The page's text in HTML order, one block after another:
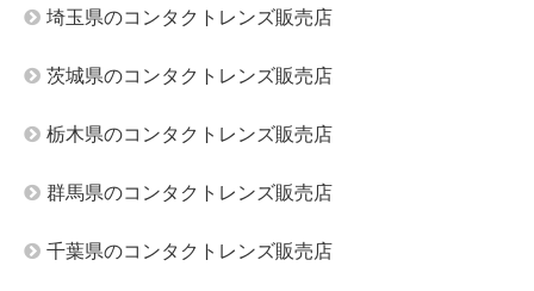
埼玉県のコンタクトレンズ販売店
茨城県のコンタクトレンズ販売店
栃木県のコンタクトレンズ販売店
群馬県のコンタクトレンズ販売店
千葉県のコンタクトレンズ販売店